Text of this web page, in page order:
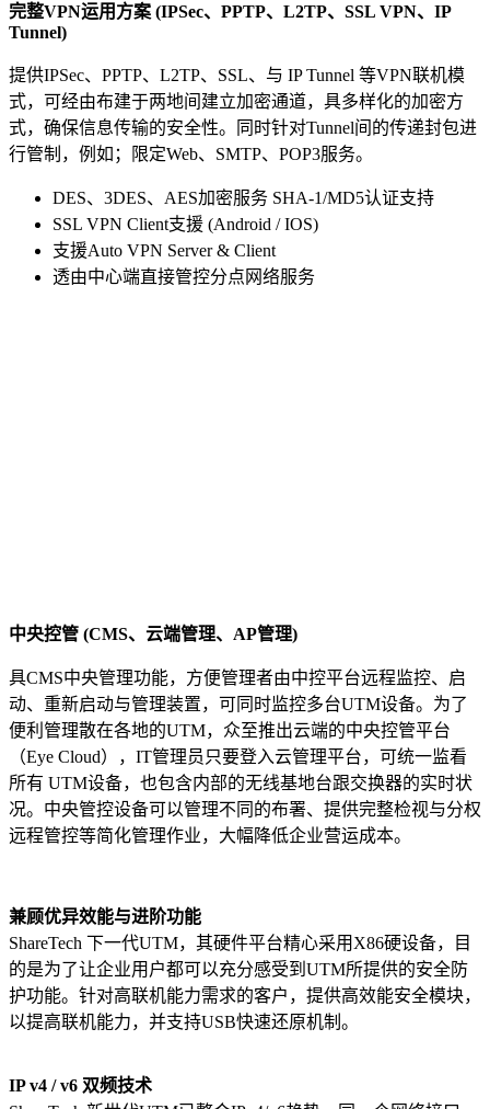
完整VPN运用方案 (IPSec、 PPTP、 L2TP、 SSL VPN、 IP
Tunnel)
提供IPSec、PPTP、L2TP、SSL、与 IP Tunnel 等VPN联机模
式，可经由布建于两地间建立加密通道，具多样化的加密方
式，确保信息传输的安全性。同时针对Tunnel间的传递封包进
行管制，例如；限定Web、SMTP、POP3服务。
DES、3DES、AES加密服务 SHA-1/MD5认证支持
SSL VPN Client支援 (Android / IOS)
支援Auto VPN Server & Client
透由中心端直接管控分点网络服务
中央控管 (CMS、云端管理、 AP管理)
具CMS中央管理功能，方便管理者由中控平台远程监控、启
动、重新启动与管理装置，可同时监控多台UTM设备。为了
便利管理散在各地的UTM，众至推出云端的中央控管平台
（Eye Cloud），IT管理员只要登入云管理平台，可统一监看
所有 UTM设备，也包含内部的无线基地台跟交换器的实时状
况。中央管控设备可以管理不同的布署、提供完整检视与分权
远程管控等简化管理作业，大幅降低企业营运成本。
兼顾优异效能与进阶功能
ShareTech 下一代UTM，其硬件平台精心采用X86硬设备，目
的是为了让企业用户都可以充分感受到UTM所提供的安全防
护功能。针对高联机能力需求的客户，提供高效能安全模块，
以提高联机能力，并支持USB快速还原机制。
IP v4 / v6 双频技术